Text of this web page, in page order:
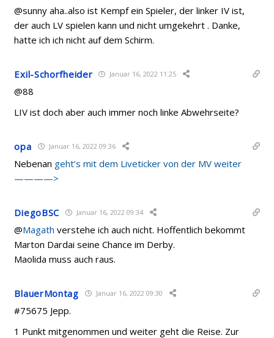
@sunny aha..also ist Kempf ein Spieler, der linker IV ist,
der auch LV spielen kann und nicht umgekehrt . Danke,
hatte ich ich nicht auf dem Schirm.
Exil-Schorfheider Januar 16, 2022 11:25
@88
LIV ist doch aber auch immer noch linke Abwehrseite?
opa Januar 16, 2022 09:36
Nebenan geht’s mit dem Liveticker von der MV weiter
————>
DiegoBSC Januar 16, 2022 09:34
@Magath verstehe ich auch nicht. Hoffentlich bekommt
Marton Dardai seine Chance im Derby.
Maolida muss auch raus.
BlauerMontag Januar 16, 2022 09:30
#75675 Jepp.
1 Punkt mitgenommen und weiter geht die Reise. Zur